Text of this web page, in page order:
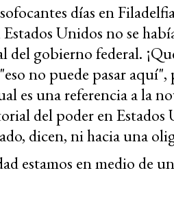
días en
Unidos no se
del gobierno federal.
no puede pasar
es una referencia a la
del poder en
dicen, ni hacia una
estamos en medio de